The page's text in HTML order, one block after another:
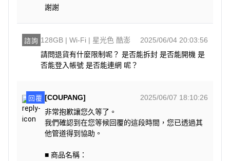
謝謝
諮詢 128GB | Wi-Fi | 星光色 酷澎
2025/06/04 20:03:56
請問退貨有什麼限制呢？ 是否能拆封 是否能開機 是
否能登入帳號 是否能連網 呢？
回覆 [COUPANG]
2025/06/07 18:10:26
非常抱歉讓您久等了。
我們確認到在您等候回覆的這段時間，您已透過其
他管道得到協助。
■ 商品名稱：